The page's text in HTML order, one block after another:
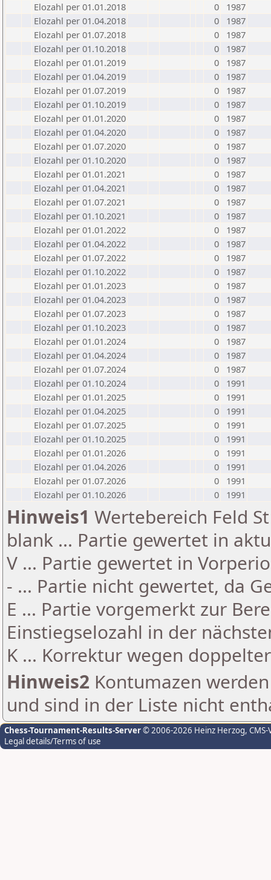
Elozahl per 01.01.2018
0
1987
Elozahl per 01.04.2018
0
1987
Elozahl per 01.07.2018
0
1987
Elozahl per 01.10.2018
0
1987
Elozahl per 01.01.2019
0
1987
Elozahl per 01.04.2019
0
1987
Elozahl per 01.07.2019
0
1987
Elozahl per 01.10.2019
0
1987
Elozahl per 01.01.2020
0
1987
Elozahl per 01.04.2020
0
1987
Elozahl per 01.07.2020
0
1987
Elozahl per 01.10.2020
0
1987
Elozahl per 01.01.2021
0
1987
Elozahl per 01.04.2021
0
1987
Elozahl per 01.07.2021
0
1987
Elozahl per 01.10.2021
0
1987
Elozahl per 01.01.2022
0
1987
Elozahl per 01.04.2022
0
1987
Elozahl per 01.07.2022
0
1987
Elozahl per 01.10.2022
0
1987
Elozahl per 01.01.2023
0
1987
Elozahl per 01.04.2023
0
1987
Elozahl per 01.07.2023
0
1987
Elozahl per 01.10.2023
0
1987
Elozahl per 01.01.2024
0
1987
Elozahl per 01.04.2024
0
1987
Elozahl per 01.07.2024
0
1987
Elozahl per 01.10.2024
0
1991
Elozahl per 01.01.2025
0
1991
Elozahl per 01.04.2025
0
1991
Elozahl per 01.07.2025
0
1991
Elozahl per 01.10.2025
0
1991
Elozahl per 01.01.2026
0
1991
Elozahl per 01.04.2026
0
1991
Elozahl per 01.07.2026
0
1991
Elozahl per 01.10.2026
0 1991
Hinweis1 Wertebereich Feld
blank ... Partie gewertet in
V ... Partie gewertet in
- ... Partie nicht gewertet, da
E ... Partie vorgemerkt zur
Einstiegselozahl in der
K ... Korrektur wegen
Hinweis2 Kontumazen
und sind in der Liste nicht
Chess-Tournament-Results-Server© 2006-2026 Heinz Herzog,
Legal details/Terms of use